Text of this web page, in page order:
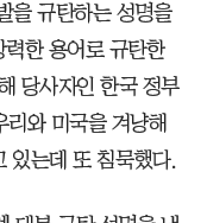
을 규탄하는 성명을
한 용어로 규탄한
당사자인 한국 정부
와 미국을 겨냥해
있는데 또 침묵했다.